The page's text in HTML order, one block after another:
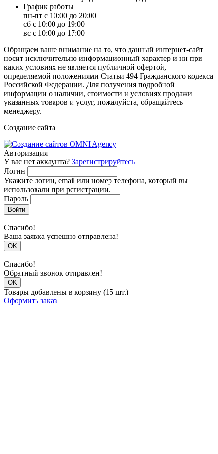
График работы
пн-пт с 10:00 до 20:00
сб с 10:00 до 19:00
вс с 10:00 до 17:00
Обращаем ваше внимание на то, что данный интернет-сайт
носит исключительно информационный характер и ни при
каких условиях не является публичной офертой,
определяемой положениями Статьи 494 Гражданского кодекса
Российской Федерации. Для получения подробной
информации о наличии, стоимости и условиях продажи
указанных товаров и услуг, пожалуйста, обращайтесь
менеджеру.
Создание сайта
Авторизация
У вас нет аккаунта? Зарегистрируйтесь
Логин
Укажите логин, email или номер телефона, который вы
использовали при регистрации.
Пароль
Войти
Спасибо!
Ваша заявка успешно отправлена!
OK
Спасибо!
Обратный звонок отправлен!
OK
Товары добавлены в корзину (15 шт.)
Оформить заказ